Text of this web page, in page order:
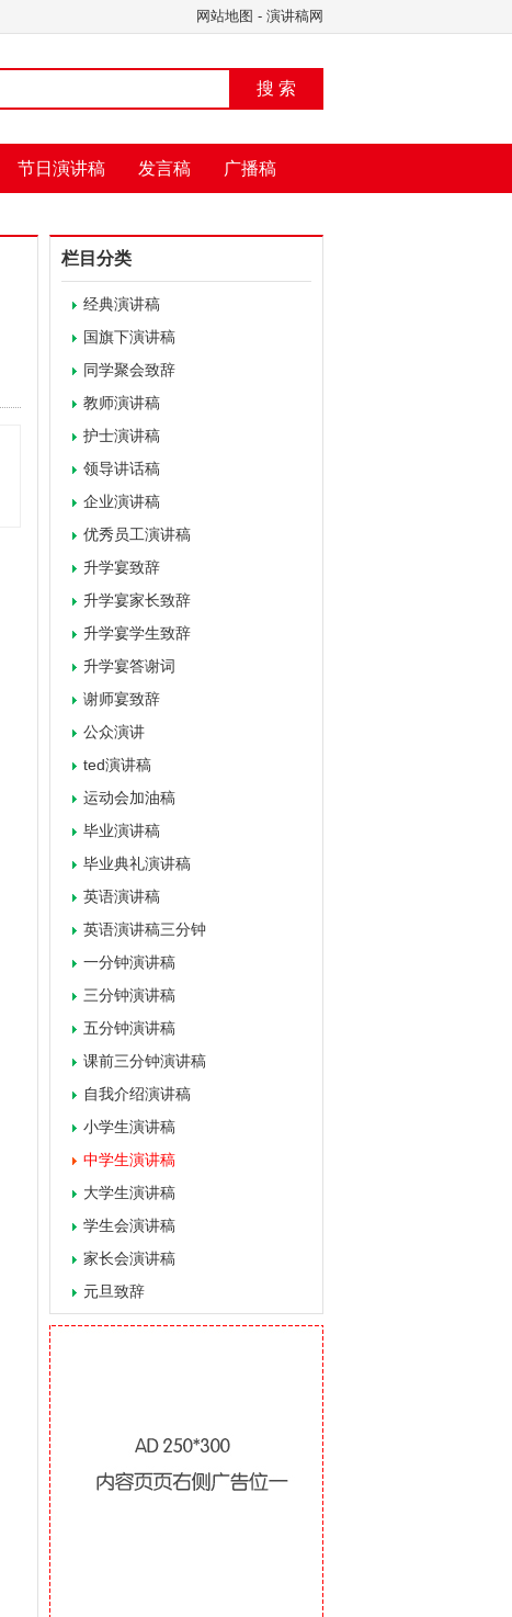
网站地图 - 演讲稿网
搜 索
节日演讲稿 发言稿 广播稿
栏目分类
经典演讲稿
国旗下演讲稿
同学聚会致辞
教师演讲稿
护士演讲稿
领导讲话稿
企业演讲稿
优秀员工演讲稿
升学宴致辞
升学宴家长致辞
升学宴学生致辞
升学宴答谢词
谢师宴致辞
公众演讲
ted演讲稿
运动会加油稿
毕业演讲稿
毕业典礼演讲稿
英语演讲稿
英语演讲稿三分钟
一分钟演讲稿
三分钟演讲稿
五分钟演讲稿
课前三分钟演讲稿
自我介绍演讲稿
小学生演讲稿
中学生演讲稿
大学生演讲稿
学生会演讲稿
家长会演讲稿
元旦致辞